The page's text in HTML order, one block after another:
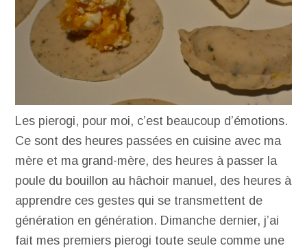
Les pierogi, pour moi, c’est beaucoup d’émotions.
Ce sont des heures passées en cuisine avec ma
mère et ma grand-mère, des heures à passer la
poule du bouillon au hâchoir manuel, des heures à
apprendre ces gestes qui se transmettent de
génération en génération. Dimanche dernier, j’ai
fait mes premiers pierogi toute seule comme une